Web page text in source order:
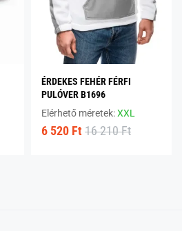
ÉRDEKES FEHÉR FÉRFI
PULÓVER B1696
Elérhető méretek:XXL
6 520 Ft 16 210 Ft